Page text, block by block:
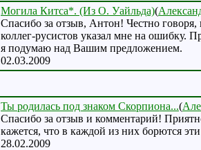
Могила Китса*. (Из О. Уайльда)(
Спасибо за отзыв, Антон! Честно
коллег-русистов указал мне на ошибку.
я подумаю над Вашим предложением.
02.03.2009
Ты родилась под знаком Скорпиона...(
Спасибо за отзыв и комментарий!
кажется, что в каждой из них борются
28.02.2009